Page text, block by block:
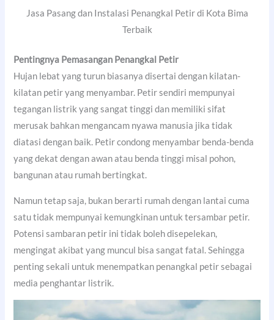
Jasa Pasang dan Instalasi Penangkal Petir di Kota Bima
Terbaik
Pentingnya Pemasangan Penangkal Petir
Hujan lebat yang turun biasanya disertai dengan kilatan-
kilatan petir yang menyambar. Petir sendiri mempunyai
tegangan listrik yang sangat tinggi dan memiliki sifat
merusak bahkan mengancam nyawa manusia jika tidak
diatasi dengan baik. Petir condong menyambar benda-benda
yang dekat dengan awan atau benda tinggi misal pohon,
bangunan atau rumah bertingkat.
Namun tetap saja, bukan berarti rumah dengan lantai cuma
satu tidak mempunyai kemungkinan untuk tersambar petir.
Potensi sambaran petir ini tidak boleh disepelekan,
mengingat akibat yang muncul bisa sangat fatal. Sehingga
penting sekali untuk menempatkan penangkal petir sebagai
media penghantar listrik.